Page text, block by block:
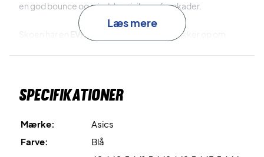
en god bounce og mindsker risikoen for skader.
EVA mellemsålskum
, som bakker op om
materiale som giver en god åndbarhed, så dine fødder kan
Læs mere
Specifikationer
Mærke:
Asics
Farve:
Blå